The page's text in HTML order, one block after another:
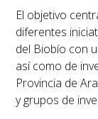
El objetivo
diferentes
del Biobío con
así como de
Provincia de
y grupos de